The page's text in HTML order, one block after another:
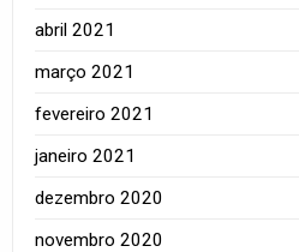
abril 2021
março 2021
fevereiro 2021
janeiro 2021
dezembro 2020
novembro 2020